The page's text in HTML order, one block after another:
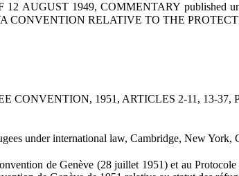
AUGUST 1949, COMMENTARY published
CONVENTION RELATIVE TO THE
1951, ARTICLES 2-11, 13-37,
under international law, Cambridge, New York,
de Genève (28 juillet 1951) et au